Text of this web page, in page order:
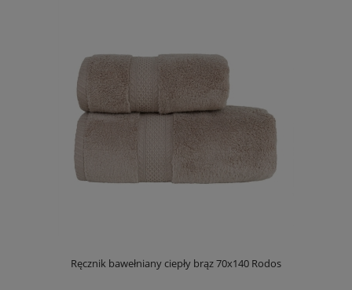
Ręcznik bawełniany ciepły brąz 70x140 Rodos